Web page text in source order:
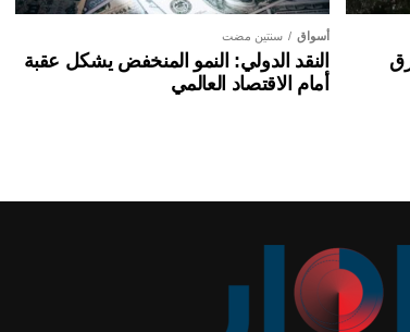
أسواق سنتين مضت
النقد الدولي: النمو المنخفض يشكل عقبة
أمام الاقتصاد العالمي